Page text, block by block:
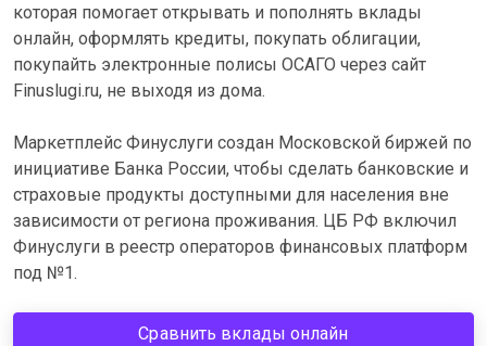
которая помогает открывать и пополнять вклады
онлайн, оформлять кредиты, покупать облигации,
покупайть электронные полисы ОСАГО через сайт
Finuslugi.ru, не выходя из дома.
Маркетплейс Финуслуги создан Московской биржей по
инициативе Банка России, чтобы сделать банковские и
страховые продукты доступными для населения вне
зависимости от региона проживания. ЦБ РФ включил
Финуслуги в реестр операторов финансовых платформ
под №1.
Сравнить вклады онлайн